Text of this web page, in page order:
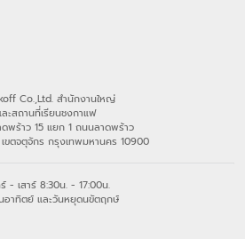
Co.,Ltd. สำนักงานใหญ่
ะสถานที่เรียนชงกาแฟ
พร้าว 15 แยก 1 ถนนลาดพร้าว
ขตจตุจักร กรุงเทพมหานคร 10900
- เสาร์ 8:30น. - 17:00น.
อาทิตย์ และวันหยุดนขัตฤกษ์